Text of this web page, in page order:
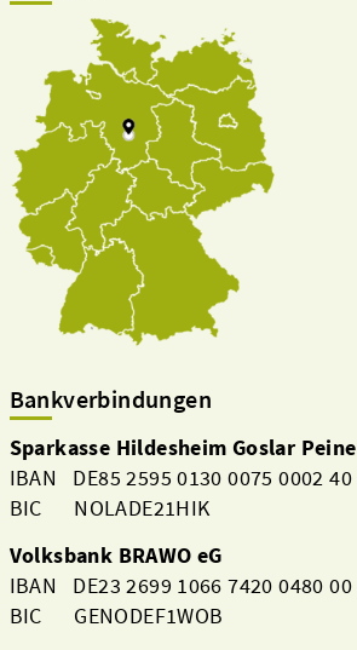
Bankverbindungen
Sparkasse Hildesheim Goslar Peine
IBAN DE85 2595 0130 0075 0002 40
BIC NOLADE21HIK
Volksbank BRAWO eG
IBAN DE23 2699 1066 7420 0480 00
BIC GENODEF1WOB